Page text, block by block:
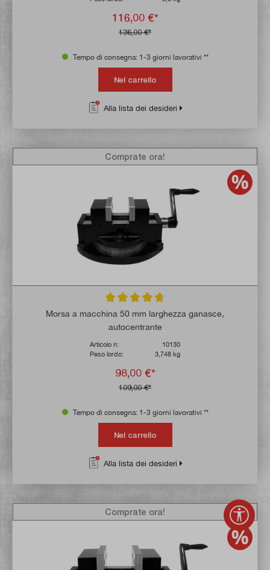
116,00 €*
136,00 €*
Tempo di consegna: 1-3 giorni lavorativi **
Nel carrello
Alla lista dei desideri
Valutazione media di 4.7 su 5 stelle
Morsa a macchina 50 mm larghezza ganasce,
autocentrante
Articolo n:
10130
Peso lordo:
3,748 kg
98,00 €*
109,00 €*
Comprate ora!
Tempo di consegna: 1-3 giorni lavorativi **
Nel carrello
Alla lista dei desideri
Comprate ora!